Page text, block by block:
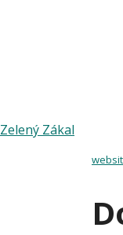
Zelený Zákal